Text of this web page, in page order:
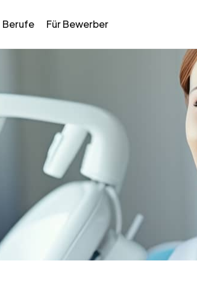
Berufe Für Bewerber